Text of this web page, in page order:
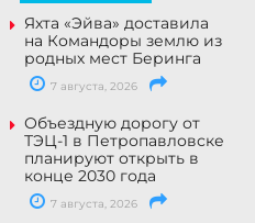
Яхта «Эйва» доставила
на Командоры землю из
родных мест Беринга
7 августа, 2026
Объездную дорогу от
ТЭЦ-1 в Петропавловске
планируют открыть в
конце 2030 года
7 августа, 2026